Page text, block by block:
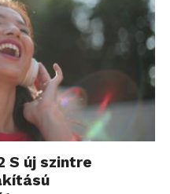
S új szintre